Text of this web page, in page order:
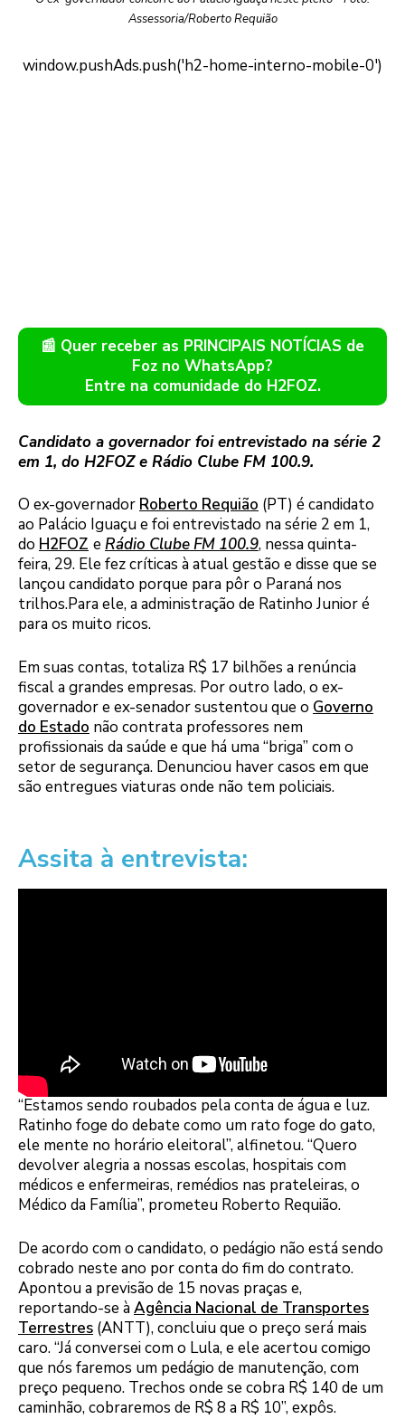
Assessoria/Roberto Requião
📰 Quer receber as PRINCIPAIS NOTÍCIAS de
Foz no WhatsApp?
Entre na comunidade do H2FOZ.
Candidato a governador foi entrevistado na série 2
em 1, do H2FOZ e Rádio Clube FM 100.9.
O ex-governador Roberto Requião (PT) é candidato
ao Palácio Iguaçu e foi entrevistado na série 2 em 1,
do H2FOZ e Rádio Clube FM 100.9, nessa quinta-
feira, 29. Ele fez críticas à atual gestão e disse que se
lançou candidato porque para pôr o Paraná nos
trilhos.Para ele, a administração de Ratinho Junior é
para os muito ricos.
Em suas contas, totaliza R$ 17 bilhões a renúncia
fiscal a grandes empresas. Por outro lado, o ex-
governador e ex-senador sustentou que o Governo
do Estado não contrata professores nem
profissionais da saúde e que há uma “briga” com o
setor de segurança. Denunciou haver casos em que
são entregues viaturas onde não tem policiais.
Assita à entrevista:
“Estamos sendo roubados pela conta de água e luz.
Ratinho foge do debate como um rato foge do gato,
ele mente no horário eleitoral”, alfinetou. “Quero
devolver alegria a nossas escolas, hospitais com
médicos e enfermeiras, remédios nas prateleiras, o
Médico da Família”, prometeu Roberto Requião.
De acordo com o candidato, o pedágio não está sendo
cobrado neste ano por conta do fim do contrato.
Apontou a previsão de 15 novas praças e,
reportando-se àAgência Nacional de Transportes
Terrestres (ANTT), concluiu que o preço será mais
caro. “Já conversei com o Lula, e ele acertou comigo
que nós faremos um pedágio de manutenção, com
preço pequeno. Trechos onde se cobra R$ 140 de um
caminhão, cobraremos de R$ 8 a R$ 10”, expôs.